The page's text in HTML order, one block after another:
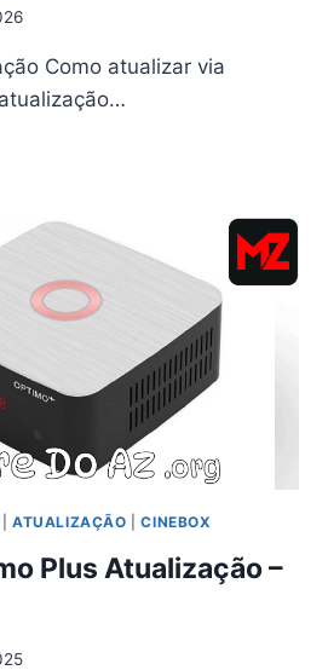
Como atualizar via
|ATUALIZAÇÃO |CINEBOX
Plus Atualização –